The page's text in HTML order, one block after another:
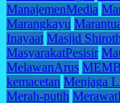
ManajemenMedia
Marangkayu
Inayaat Masjid
MasyarakatPesisir
MelawanArus
kemacetan Menjaga
Merah-putih